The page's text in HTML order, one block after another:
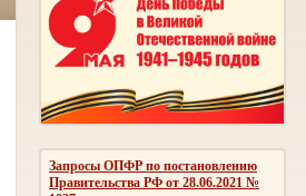
Запросы ОПФР по постановлению
Правительства РФ от 28.06.2021 №